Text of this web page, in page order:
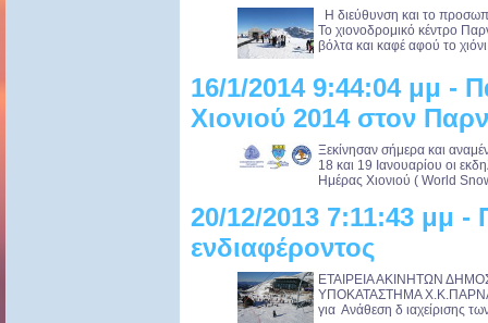
Η διεύθυνση και το
Το χιονοδρομικό κέντρο
βόλτα και καφέ αφού το χιόνι
16/1/2014 9:44:04 μμ -
Χιονιού 2014 στον
Ξεκίνησαν σήμερα και
18 και 19 Ιανουαρίου οι
Ημέρας Χιονιού ( World
20/12/2013 7:11:43 μμ
ενδιαφέροντος
ΕΤΑΙΡΕΙΑ
ΥΠΟΚΑΤΑΣΤΗΜΑ
για Ανάθεση δ ιαχείρισης